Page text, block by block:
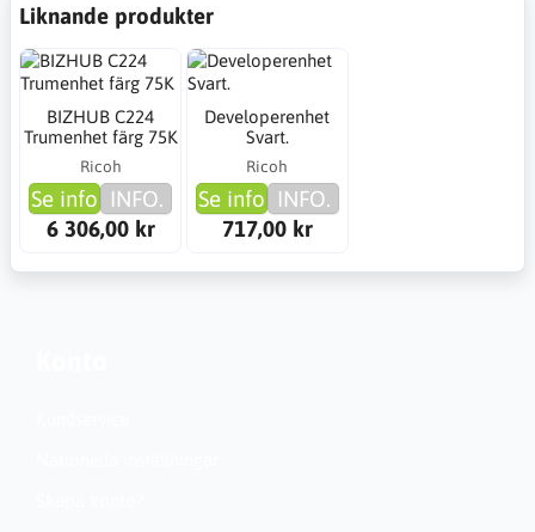
Liknande produkter
BIZHUB C224
Trumenhet färg 75K
Ricoh
Se info INFO.
6 306,00 kr
Developerenhet
Svart.
Ricoh
Se info INFO.
717,00 kr